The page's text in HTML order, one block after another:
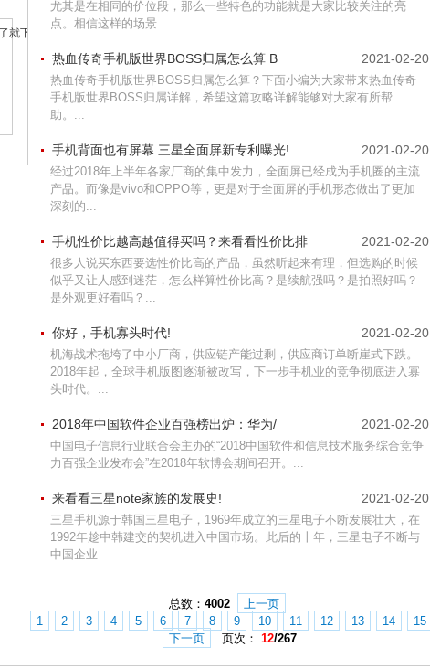
尤其是在相同的价位段，那么一些特色的功能就是大家比较关注的亮
点。相信这样的场景...
2021-02-20
热血传奇手机版世界BOSS归属怎么算 B
热血传奇手机版世界BOSS归属怎么算？下面小编为大家带来热血传奇
手机版世界BOSS归属详解，希望这篇攻略详解能够对大家有所帮
助。...
2021-02-20
手机背面也有屏幕 三星全面屏新专利曝光!
经过2018年上半年各家厂商的集中发力，全面屏已经成为手机圈的主流
产品。而像是vivo和OPPO等，更是对于全面屏的手机形态做出了更加
深刻的...
2021-02-20
手机性价比越高越值得买吗？来看看性价比排
很多人说买东西要选性价比高的产品，虽然听起来有理，但选购的时候
似乎又让人感到迷茫，怎么样算性价比高？是续航强吗？是拍照好吗？
是外观更好看吗？...
2021-02-20
你好，手机寡头时代!
机海战术拖垮了中小厂商，供应链产能过剩，供应商订单断崖式下跌。
2018年起，全球手机版图逐渐被改写，下一步手机业的竞争彻底进入寡
头时代。...
2021-02-20
2018年中国软件企业百强榜出炉：华为/
中国电子信息行业联合会主办的“2018中国软件和信息技术服务综合竞争
力百强企业发布会”在2018年软博会期间召开。...
2021-02-20
来看看三星note家族的发展史!
三星手机源于韩国三星电子，1969年成立的三星电子不断发展壮大，在
1992年趁中韩建交的契机进入中国市场。此后的十年，三星电子不断与
中国企业...
总数： 4002
上一页
1
2 3 4 5 6 7 8 9 10 11 12 13 14
15
下一页
页次： 12/267